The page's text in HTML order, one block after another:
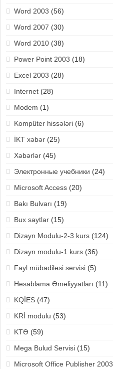
Word 2003 (56)
Word 2007 (30)
Word 2010(38)
Power Point 2003 (18)
Excel 2003 (28)
Internet(28)
Modem (1)
Kompüter hissələri(6)
İKT xəbər(25)
Xəbərlər(45)
Электронные учебники (24)
Microsoft Access(20)
Bakı Bulvarı (19)
Bux saytlar(15)
Dizayn Modulu-2-3 kurs(124)
Dizayn modulu-1 kurs(36)
Fayl mübadiləsi servisi(5)
Hesablama Əməliyyatları (11)
KQİES(47)
KRİ modulu (53)
KTƏ (59)
Mega Bulud Servisi(15)
Microsoft Office Publisher 2003